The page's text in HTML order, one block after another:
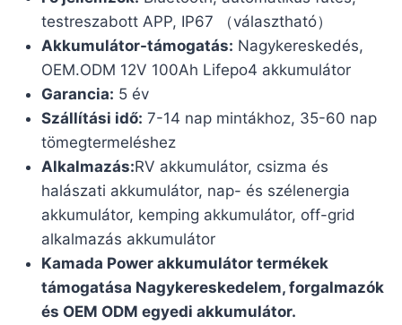
testreszabott APP, IP67 （választható）
Akkumulátor-támogatás: Nagykereskedés,
OEM.ODM 12V 100Ah Lifepo4 akkumulátor
Garancia: 5 év
Szállítási idő: 7-14 nap mintákhoz, 35-60 nap
tömegtermeléshez
Alkalmazás:RV akkumulátor, csizma és
halászati akkumulátor, nap- és szélenergia
akkumulátor, kemping akkumulátor, off-grid
alkalmazás akkumulátor
Kamada Power akkumulátor termékek
támogatása Nagykereskedelem, forgalmazók
és OEM ODM egyedi akkumulátor.